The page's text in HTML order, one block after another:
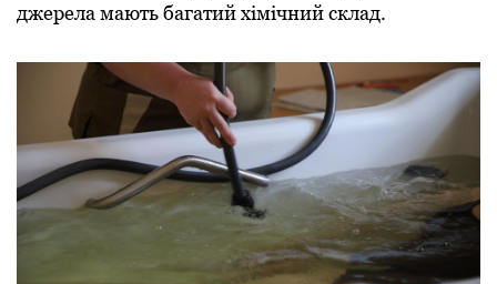
джерела мають багатий хімічний склад.